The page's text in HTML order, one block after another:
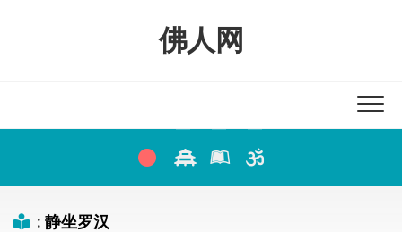
佛人网
: 静坐罗汉